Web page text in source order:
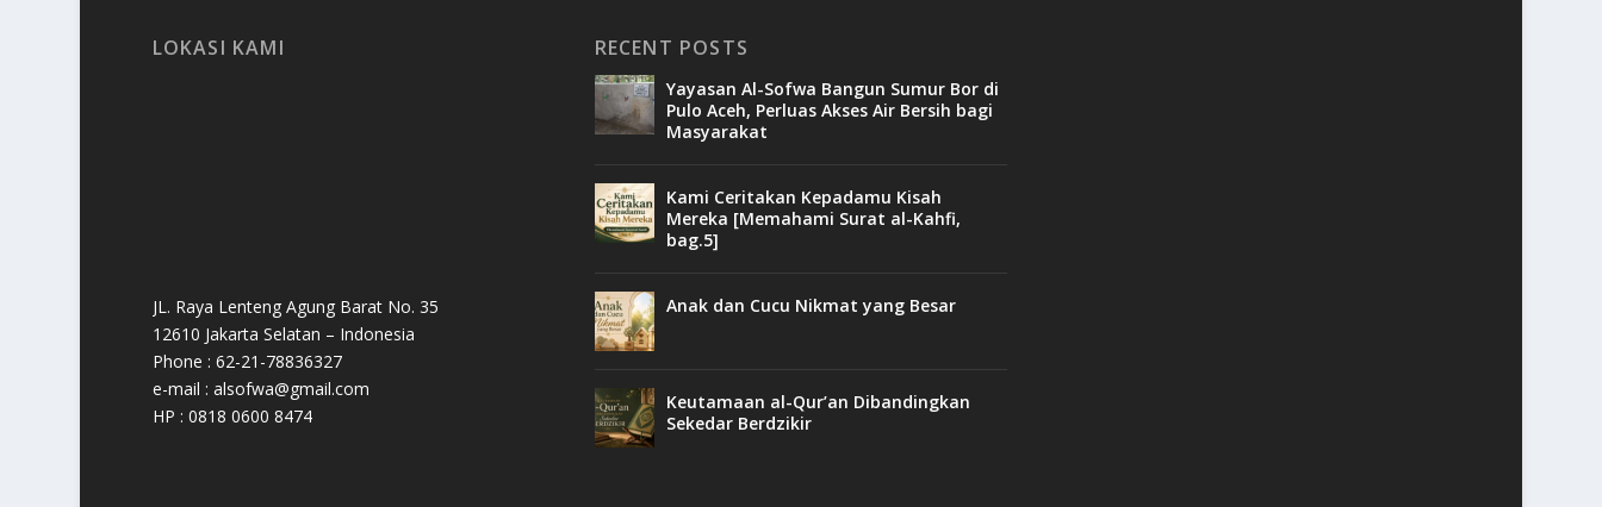
LOKASI KAMI
JL. Raya Lenteng Agung Barat No. 35
12610 Jakarta Selatan – Indonesia
Phone : 62-21-78836327
e-mail : alsofwa@gmail.com
HP : 0818 0600 8474
RECENT POSTS
Yayasan Al-Sofwa Bangun Sumur Bor di
Pulo Aceh, Perluas Akses Air Bersih bagi
Masyarakat
Kami Ceritakan Kepadamu Kisah
Mereka [Memahami Surat al-Kahfi,
bag.5]
Anak dan Cucu Nikmat yang Besar
Keutamaan al-Qur’an Dibandingkan
Sekedar Berdzikir